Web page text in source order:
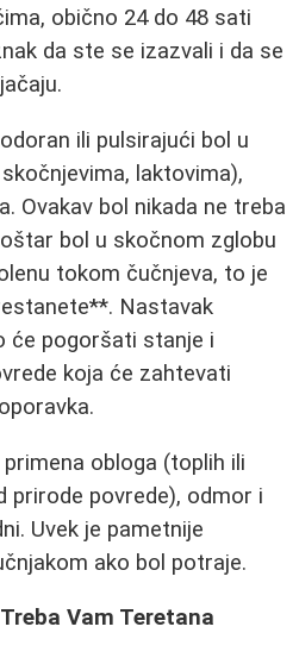
obično 24 do 48 sati
da ste se izazvali i da se
ili pulsirajući bol u
laktovima),
Ovakav bol nikada ne treba
bol u skočnom zglobu
tokom čučnjeva, to je
Nastavak
će pogoršati stanje i
koja će zahtevati
obloga (toplih ili
prirode povrede), odmor i
Uvek je pametnije
ako bol potraje.
Vam Teretana